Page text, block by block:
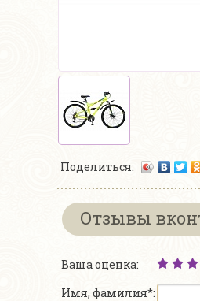
Поделиться:
Отзывы
Ваша оценка:
Имя, фамилия*: